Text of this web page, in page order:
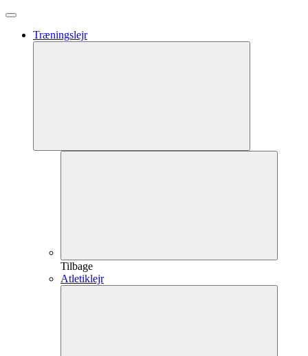
Træningslejr
Tilbage
Atletiklejr